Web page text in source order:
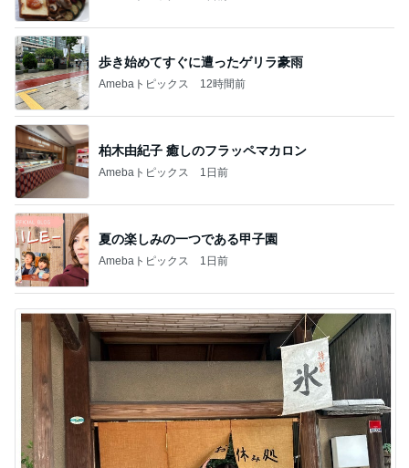
歩き始めてすぐに遭ったゲリラ豪雨
Amebaトピックス 12時間前
柏木由紀子 癒しのフラッペマカロン
Amebaトピックス 1日前
夏の楽しみの一つである甲子園
Amebaトピックス 1日前